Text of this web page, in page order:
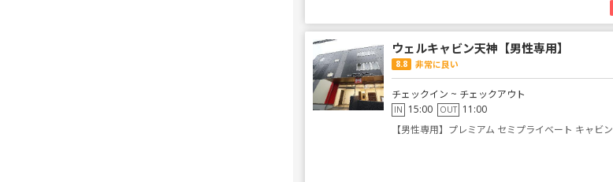
ウェルキャビン天神【男性専用】
8.8 非常に良い
チェックイン ~ チェックアウト
IN 15:00 OUT 11:00
【男性専用】プレミアム セミプライベート キャビン